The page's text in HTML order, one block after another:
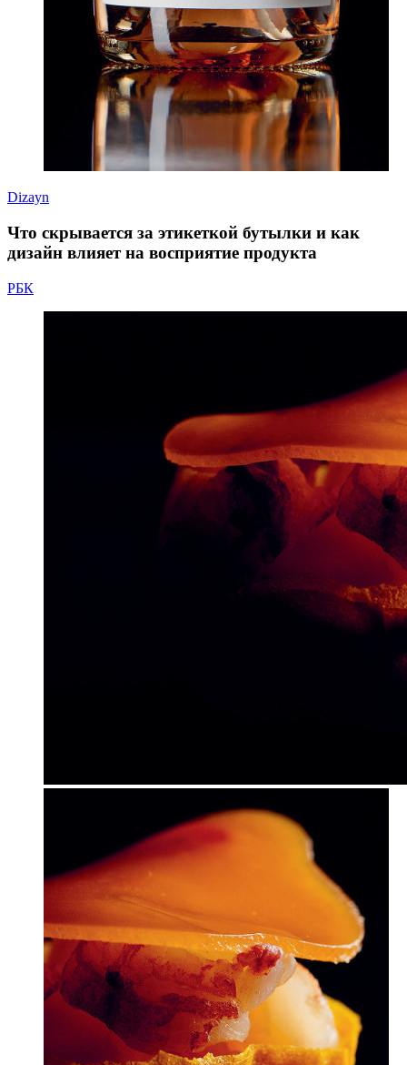
Dizayn
Что скрывается за этикеткой бутылки и как
дизайн влияет на восприятие продукта
РБК